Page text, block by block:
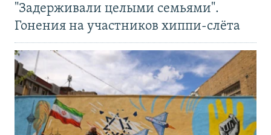
"Задерживали целыми семьями".
Гонения на участников хиппи-слёта